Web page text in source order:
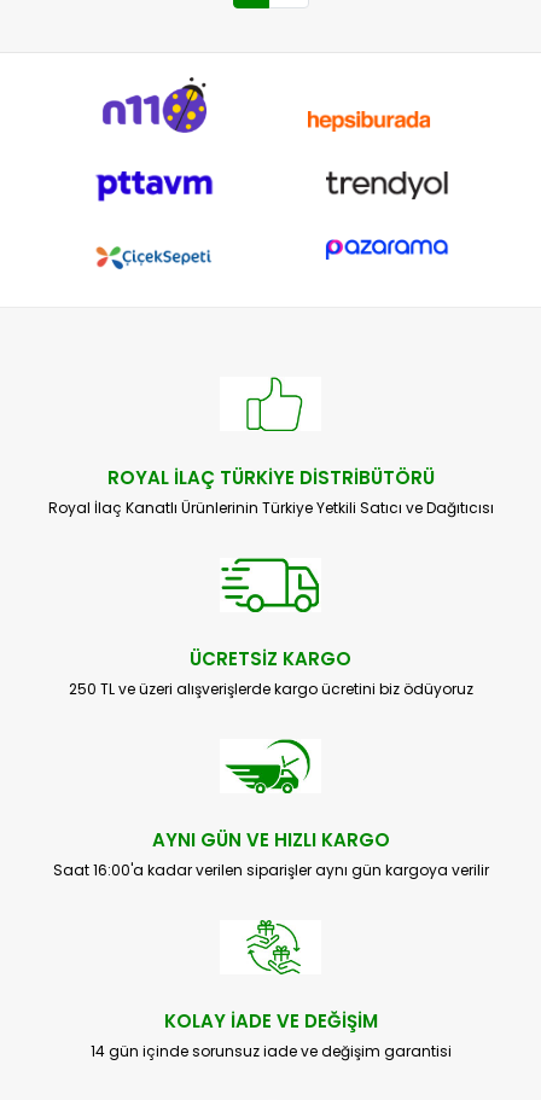
ROYAL İLAÇ TÜRKİYE DİSTRİBÜTÖRÜ
Royal İlaç Kanatlı Ürünlerinin Türkiye Yetkili Satıcı ve Dağıtıcısı
ÜCRETSİZ KARGO
250 TL ve üzeri alışverişlerde kargo ücretini biz ödüyoruz
AYNI GÜN VE HIZLI KARGO
Saat 16:00'a kadar verilen siparişler aynı gün kargoya verilir
KOLAY İADE VE DEĞİŞİM
14 gün içinde sorunsuz iade ve değişim garantisi